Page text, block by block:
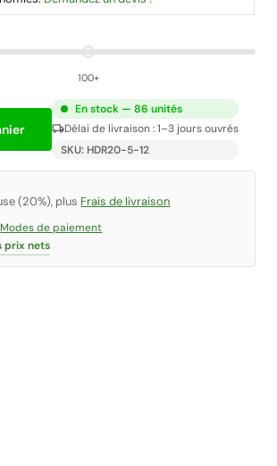
100+
En stock — 86 unités
local_shippingDélai de livraison : 1–3 jours ouvrés
SKU: HDR20-5-12
(20%), plus Frais de livraison
Modes de paiement
prix nets